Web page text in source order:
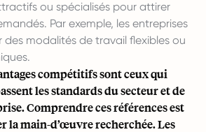
ou spécialisés pour attirer
Par exemple, les entreprises
modalités de travail flexibles ou
compétitifs sont ceux qui
les standards du secteur et de
Comprendre ces références est
la main-d’œuvre recherchée. Les